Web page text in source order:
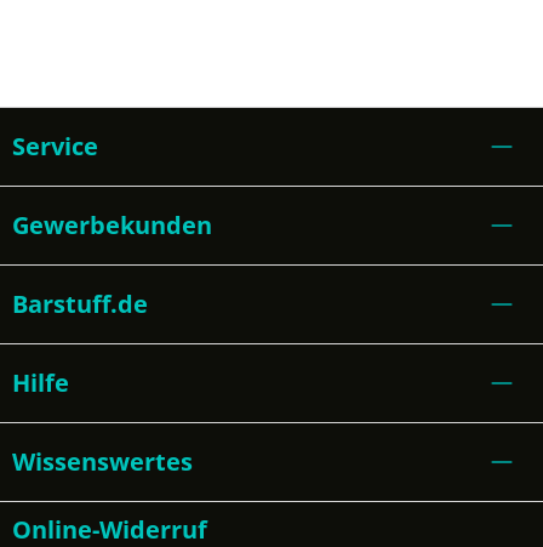
Service
Gewerbekunden
Barstuff.de
Hilfe
Wissenswertes
Online-Widerruf